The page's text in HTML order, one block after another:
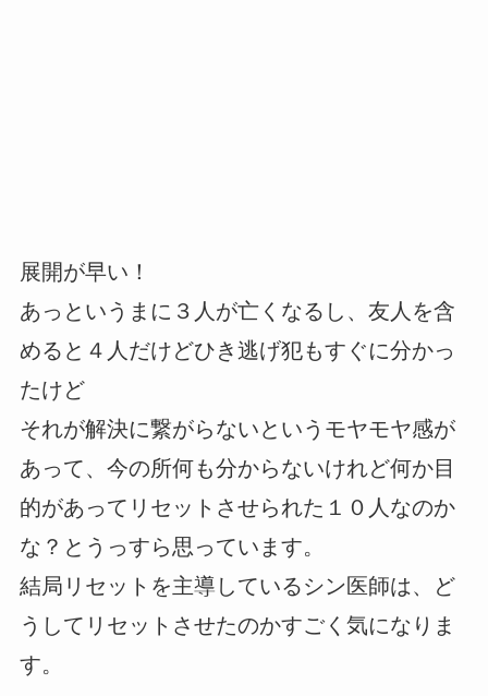
展開が早い！
あっというまに３人が亡くなるし、友人を含
めると４人だけどひき逃げ犯もすぐに分かっ
たけど
それが解決に繋がらないというモヤモヤ感が
あって、今の所何も分からないけれど何か目
的があってリセットさせられた１０人なのか
な？とうっすら思っています。
結局リセットを主導しているシン医師は、ど
うしてリセットさせたのかすごく気になりま
す。